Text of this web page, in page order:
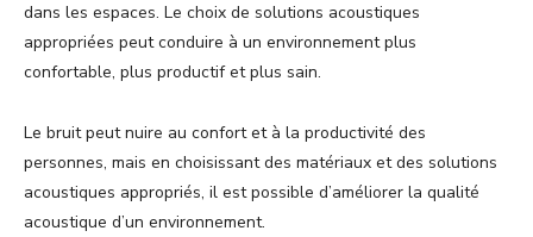
dans les espaces. Le choix de solutions acoustiques
appropriées peut conduire à un environnement plus
confortable, plus productif et plus sain.
Le bruit peut nuire au confort et à la productivité des
personnes, mais en choisissant des matériaux et des solutions
acoustiques appropriés, il est possible d’améliorer la qualité
acoustique d’un environnement.